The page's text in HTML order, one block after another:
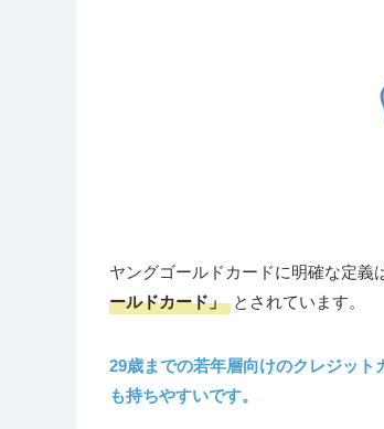
ヤングゴールドカードに明確な定義
ールドカード」 とされています。
29歳までの若年層向けのクレジッ
も持ちやすいです。